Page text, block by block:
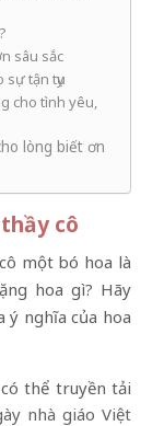
sâu sắc
tận tụy
cho tình yêu,
lòng biết ơn
cô
một bó hoa là
hoa gì? Hãy
ý nghĩa của hoa
thể truyền tải
nhà giáo Việt